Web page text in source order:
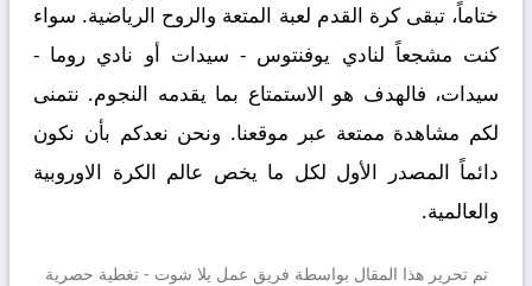
ختاماً، تبقى كرة القدم لعبة المتعة والروح الرياضية. سواء
كنت مشجعاً لنادي يوفنتوس - سيدات أو نادي روما -
سيدات، فالهدف هو الاستمتاع بما يقدمه النجوم. نتمنى
لكم مشاهدة ممتعة عبر موقعنا. ونحن نعدكم بأن نكون
دائماً المصدر الأول لكل ما يخص عالم الكرة الاوروبية
والعالمية.
تم تحرير هذا المقال بواسطة فريق عمل يلا شوت - تغطية حصرية